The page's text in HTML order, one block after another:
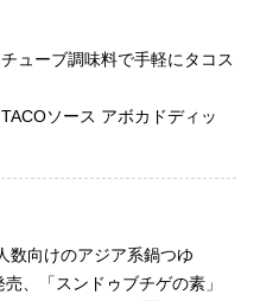
ューブ調味料で手軽にタコス
ソース アボカドディッ
数向けのアジア系鍋つゆ
、「スンドゥブチゲの素」